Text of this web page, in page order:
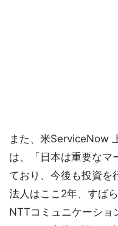
また、米ServiceNow
は、「日本は重要なマ
ており、今後も投資を
法人はここ2年、すば
NTTコミュニケーショ